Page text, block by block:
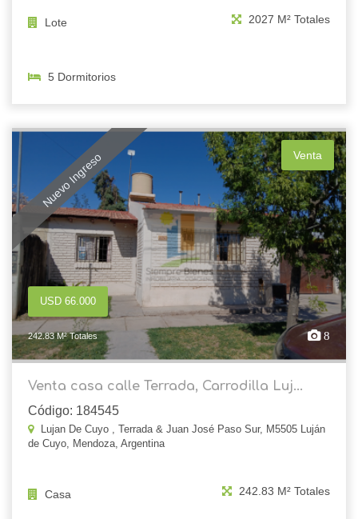
Lote 2027 M² Totales
5 Dormitorios
Nuevo Ingreso Venta
USD 66.000
242.83 M² Totales 8
Venta casa calle Terrada, Carrodilla Luj...
Código: 184545
Lujan De Cuyo , Terrada & Juan José Paso Sur, M5505 Luján
de Cuyo, Mendoza, Argentina
Casa 242.83 M² Totales